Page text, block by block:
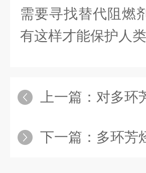
需要寻找替代阻燃
有这样才能保护人
上一篇： 对多环芳烃
下一篇： 多环芳烃